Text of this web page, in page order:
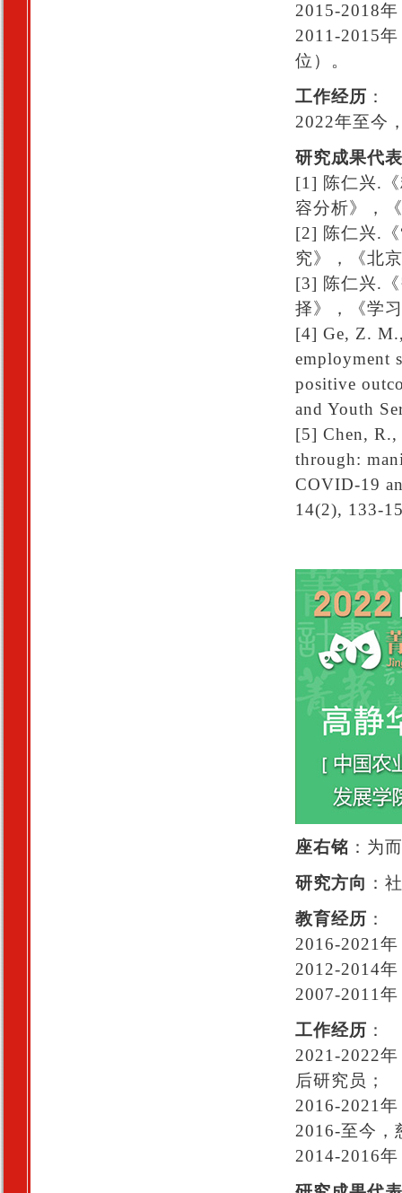
2015-2018
2011-2015
位）。
工作经历 ：
2022年至今
研究成果代
[1] 陈仁兴.
容分析》，
[2] 陈仁兴.
究》，《北
[3] 陈仁兴.
择》，《学
[4] Ge, Z.
employment
positive
and Youth
[5] Chen,
through:
COVID-19
14(2), 133-
座右铭 ：为
研究方向 ：
教育经历 ：
2016-2021
2012-2014
2007-2011
工作经历 ：
2021-2022
后研究员；
2016-2021
2016-至今，
2014-2016